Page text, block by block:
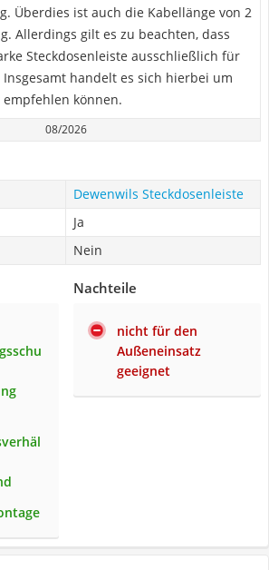
Überdies ist auch die Kabellänge von 2
Allerdings gilt es zu beachten, dass
Steckdosenleiste ausschließlich für
handelt es sich hierbei um
können.
08/2026
Dewenwils Steckdosenleiste
Ja
Nein
Nachteile
nicht für den
Außeneinsatz
geeignet